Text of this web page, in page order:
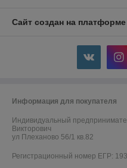
Сайт создан на
Информация для покупателя
Индивидуальный
Викторович
ул Плеханово 56/1 кв.82
Регистрационный номер ЕГР: